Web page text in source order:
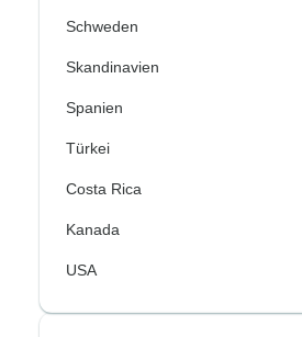
Schweden
Skandinavien
Spanien
Türkei
Costa Rica
Kanada
USA